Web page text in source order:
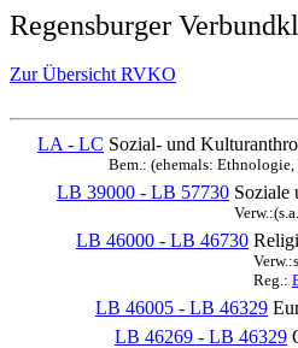
Regensburger
Zur Übersicht RVKO
LA - LC Sozial- und
Bem.: (ehemals:
LB 39000 - LB 57730 Soziale
LB 46000 - LB 46730
Reg.:
LB 46005 - LB 46329
LB 46269 - LB 46329